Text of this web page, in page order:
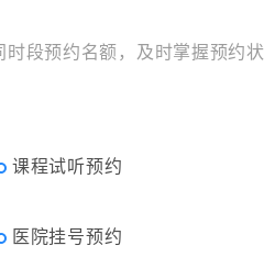
段预约名额，及时掌握预约状
课程试听预约
医院挂号预约